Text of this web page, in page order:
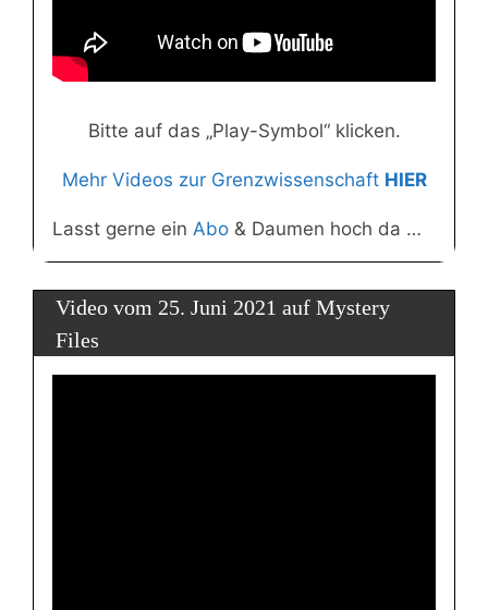
Bitte auf das „Play-Symbol“ klicken.
Mehr Videos zur Grenzwissenschaft HIER
Lasst gerne ein Abo & Daumen hoch da …
Video vom 25. Juni 2021 auf Mystery
Files